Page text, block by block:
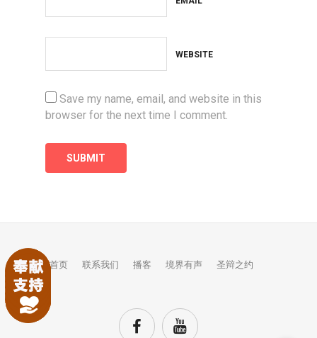
WEBSITE
Save my name, email, and website in this
browser for the next time I comment.
首页 联系我们 播客 境界有声 圣辩之约